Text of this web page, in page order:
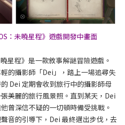
：未曉星程》遊戲開發中畫面
星程》是一款敘事解謎冒險遊戲。
的攝影師「Dei」，踏上一場追尋失
Dei 定期會收到旅行中的攝影師母
美麗的旅行風景照。直到某天，Dei
曾深信不疑的一切頓時備受挑戰。
音的引導下，Dei 最終邁出步伐，去